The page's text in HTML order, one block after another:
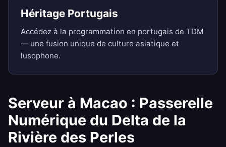
Héritage Portugais
Accédez à la programmation en portugais de TDM
— une fusion unique de culture asiatique et
lusophone.
Serveur à Macao : Passerelle
Numérique du Delta de la
Rivière des Perles